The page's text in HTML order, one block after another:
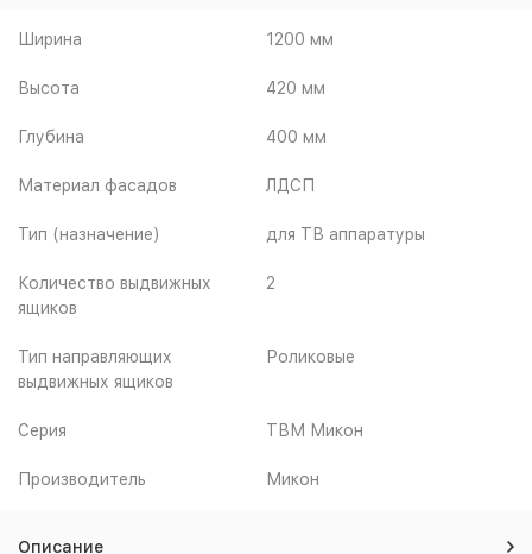
Ширина 1200 мм
Высота 420 мм
Глубина 400 мм
Материал фасадов ЛДСП
Тип (назначение) для ТВ аппаратуры
Количество выдвижных
ящиков
2
Тип направляющих
выдвижных ящиков
Роликовые
Серия ТВМ Микон
Производитель Микон
Описание